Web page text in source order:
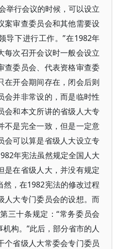
举行会议的时候，可以设立
案审查委员会和其他需要设
导下进行工作。”在1982年
每次召开会议时一般会设立
查委员会、代表资格审查委
在开会期间存在，闭会后则
会并非常设的，而是临时性
会和本文所讲的省级人大专
不是完全一致，但是一定意
会可以算是省级人大设立专
年宪法虽然规定全国人大
是在省级人大，并没有规定
，在1982宪法的修改过程
人大专门委员会的设想。而
三十条规定：“常务委员会
构。”此后，部分省市的人
个省级人大常委会专门委员